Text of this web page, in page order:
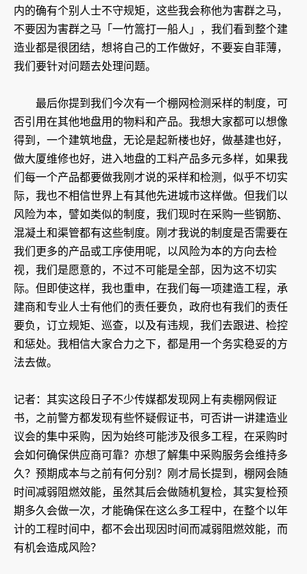
内的确有个别人士不守规矩，这些我会称他为害群之马，
不要因为害群之马「一竹篙打一船人」，我们看到整个建
造业都是很团结，想将自己的工作做好，不要妄自菲薄，
我们要针对问题去处理问题。
最后你提到我们今次有一个棚网检测采样的制度，可
否引用在其他地盘用的物料和产品。我想大家都可以想像
得到，一个建筑地盘，无论是起新楼也好，做基建也好，
做大厦维修也好，进入地盘的工料产品多元多样，如果我
们每一个产品都要做我刚才说的采样和检测，似乎不切实
际，我也不相信世界上有其他先进城市这样做。但我们以
风险为本，譬如类似的制度，我们现时在采购一些钢筋、
混凝土和渠管都有这些制度。刚才我说的制度是否需要在
我们更多的产品或工序使用呢，以风险为本的方向去检
视，我们是愿意的，不过不可能是全部，因为这不切实
际。但即使这样，我也重申，在我们每一项建造工程，承
建商和专业人士有他们的责任要负，政府也有我们的责任
要负，订立规矩、巡查，以及有违规，我们去跟进、检控
和惩处。我相信大家合力之下，都是用一个务实稳妥的方
法去做。
记者：其实这段日子不少传媒都发现网上有卖棚网假证
书，之前警方都发现有些怀疑假证书，可否讲一讲建造业
议会的集中采购，因为始终可能涉及很多工程，在采购时
会如何确保供应商可靠？亦想了解集中采购服务会维持多
久？预期成本与之前有何分别？刚才局长提到，棚网会随
时间减弱阻燃效能，虽然其后会做随机复检，其实复检预
期多久会做一次，才能确保在这么多工程中，在整个以年
计的工程时间中，都不会出现因时间而减弱阻燃效能，而
有机会造成风险？